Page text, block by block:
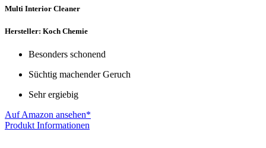
Multi Interior Cleaner
Hersteller: Koch Chemie
Besonders schonend
Süchtig machender Geruch
Sehr ergiebig
Auf Amazon ansehen*
Produkt Informationen